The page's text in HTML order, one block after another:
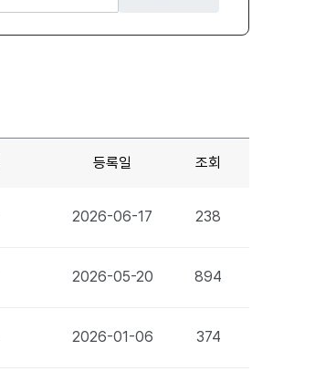
등록일 조회
2026-06-17 238
2026-05-20 894
2026-01-06 374